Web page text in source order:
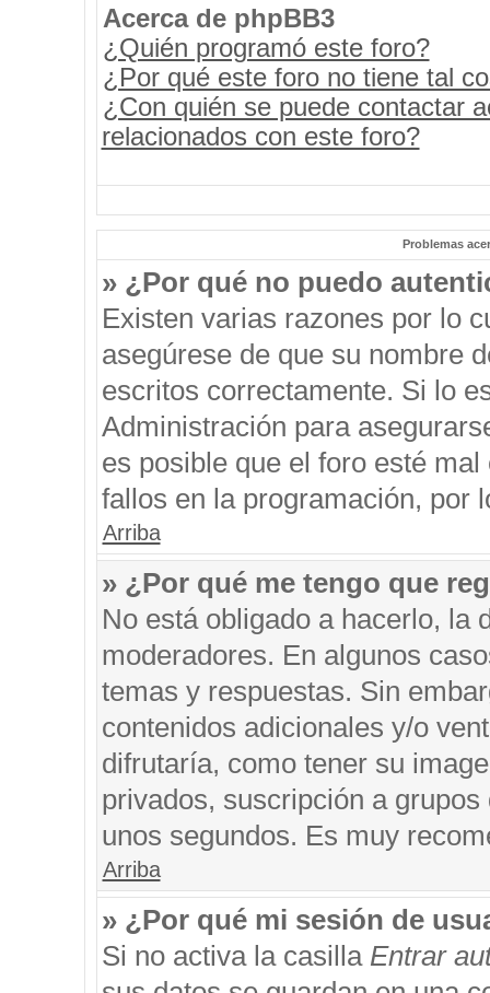
Acerca de phpBB3
¿Quién programó este foro?
¿Por qué este foro no tiene tal
¿Con quién se puede contactar
relacionados con este foro?
Problemas
» ¿Por qué no puedo
Existen varias razones por lo
asegúrese de que su nombre
escritos correctamente. Si lo
Administración para
es posible que el foro esté
fallos en la programación, por
Arriba
» ¿Por qué me tengo que
No está obligado a hacerlo, la
moderadores. En algunos
temas y respuestas. Sin
contenidos adicionales y/o
difrutaría, como tener su
privados, suscripción a
unos segundos. Es muy
Arriba
» ¿Por qué mi sesión de
Si no activa la casilla Entrar